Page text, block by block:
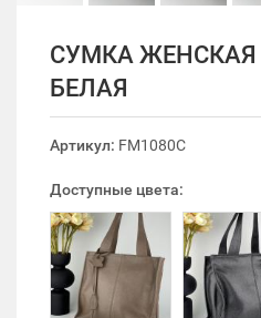
СУМКА
БЕЛАЯ
Артикул: FM1080C
Доступные цвета: